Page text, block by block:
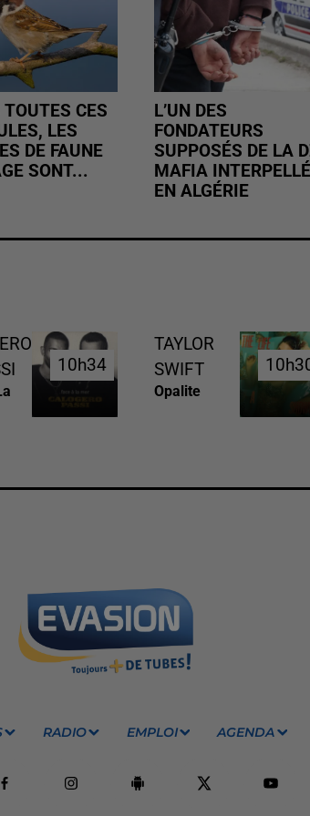
CES
LES
DE FAUNE
SONT...
L’UN DES
FONDATEURS
SUPPOSÉS DE LA
MAFIA INTERPELLÉ
EN ALGÉRIE
10h34
10h34
TAYLOR
SWIFT
Opalite
RADIO EMPLOI AGENDA